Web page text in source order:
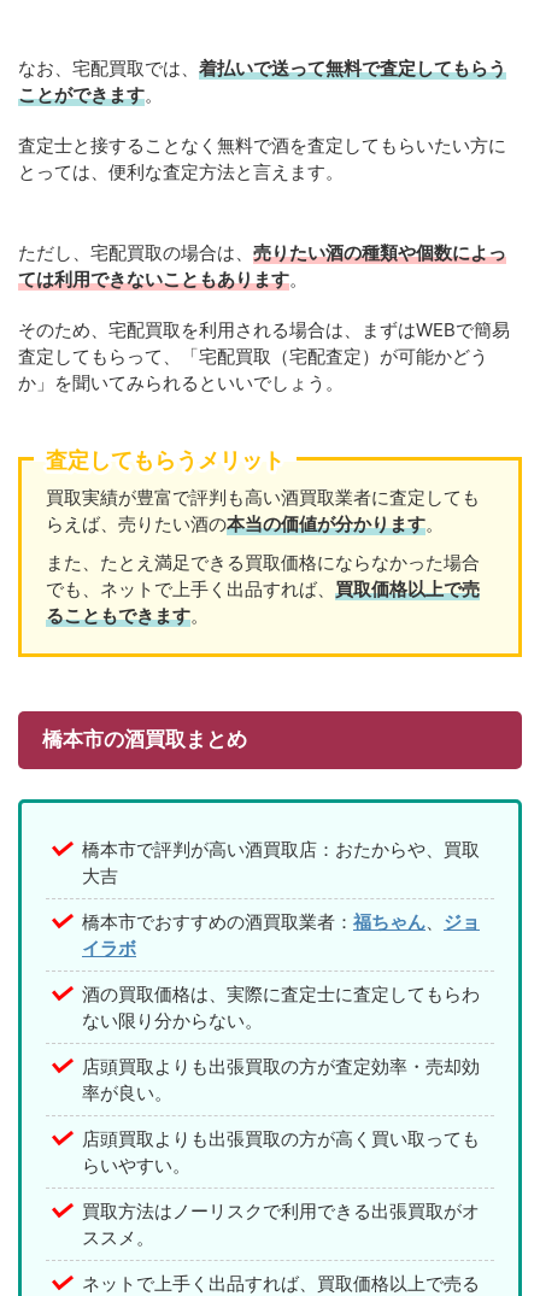
なお、宅配買取では、 着払いで送って無料で査定してもらう
ことができます。
査定士と接することなく無料で酒を査定してもらいたい方に
とっては、便利な査定方法と言えます。
ただし、宅配買取の場合は、 売りたい酒の種類や個数によっ
ては利用できないこともあります。
そのため、宅配買取を利用される場合は、まずはWEBで簡易
査定してもらって、「宅配買取（宅配査定）が可能かどう
か」を聞いてみられるといいでしょう。
査定してもらうメリット
買取実績が豊富で評判も高い酒買取業者に査定しても
らえば、売りたい酒の本当の価値が分かります。
また、たとえ満足できる買取価格にならなかった場合
でも、ネットで上手く出品すれば、 買取価格以上で売
ることもできます。
橋本市の酒買取まとめ
橋本市で評判が高い酒買取店：おたからや、買取
大吉
橋本市でおすすめの酒買取業者： 福ちゃん
ジョ
イラボ
酒の買取価格は、実際に査定士に査定してもらわ
ない限り分からない。
店頭買取よりも出張買取の方が査定効率・売却効
率が良い。
店頭買取よりも出張買取の方が高く買い取っても
らいやすい。
買取方法はノーリスクで利用できる出張買取がオ
ススメ。
ネットで上手く出品すれば、買取価格以上で売る